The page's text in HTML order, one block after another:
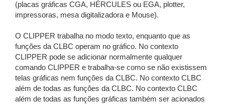
(placas gráficas CGA, HÉRCULES ou EGA, plotter,
impressoras, mesa digitalizadora e Mouse).
O CLIPPER trabalha no modo texto, enquanto que as
funções da CLBC operam no gráfico. No contexto
CLIPPER pode se adicionar normalmente qualquer
comando CLIPPER e trabalha-se como se não existissem
telas gráficas nem funções da CLBC. No contexto CLBC
além de todas as funções da CLBC. No contexto CLBC
além de todas as funções gráficas também ser acionados